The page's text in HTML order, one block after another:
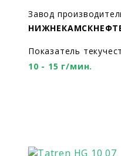
Завод
Показатель
10 - 15 г/мин.